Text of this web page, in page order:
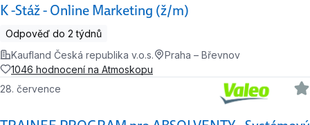
K -Stáž - Online Marketing (ž/m)
Odpověď do 2 týdnů
Kaufland Česká republika v.o.s.
Praha – Břevnov
1046 hodnocení na Atmoskopu
28. července